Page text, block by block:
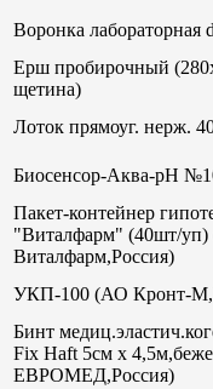
Воронка
Ерш пробирочный
щетина)
Лоток прямоуг. нерж.
Биосенсор-Аква-рН
Пакет-контейнер
"Виталфарм" (40шт/
Виталфарм,Россия)
УКП-100 (АО Кронт-
Бинт
Fix Haft 5см х
ЕВРОМЕД,Россия)